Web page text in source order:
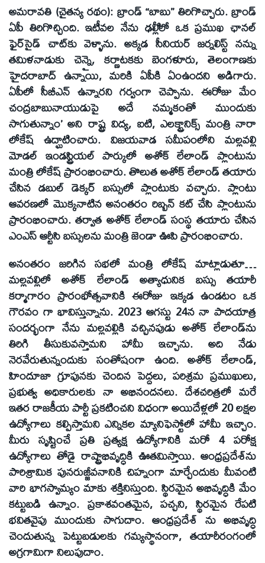
అమరావతి (చైతన్య రథం): బ్రాండ్‌ ‘‘బాబు’’ తిరిగొచ్చారు. బ్రాండ్‌
ఏపీ తిరిగొచ్చింది. ఇటీవల నేను ఢల్లీిలో ఒక ప్రముఖ ఛానల్‌
ఫైర్‌సైడ్‌ చాట్‌కు వెళ్ళాను. అక్కడ సీనియర్‌ జర్నలిస్ట్‌ నన్ను
తమిళనాడుకు చెన్నై, కర్ణాటకకు బెంగళూరు, తెలంగాణకు
హైదరాబాద్‌ ఉన్నాయి, మరికి ఏపీకి ఏంఉందని అడిగారు.
ఏపీలో సీబీఎన్‌ ఉన్నారని గర్వంగా చెప్పాను. ఈరోజు మేం
చంద్రబాబునాయుడుపై అదే నమ్మకంతో ముందుకు
సాగుతున్నాం’ అని రాష్ట్ర విద్య, ఐటి, ఎలక్ట్రానిక్స్‌ మంత్రి నారా
లోకేష్‌ ఉద్ఘాటించారు. విజయవాడ సమీపంలోని మల్లవల్లి
మోడల్‌ ఇండస్ట్రియల్‌ పార్కులో అశోక్‌ లేలాండ్‌ ప్లాంటును
మంత్రి లోకేష్‌ ప్రారంభించారు. తొలుత అశోక్‌ లేలాండ్‌ తయారు
చేసిన డబుల్‌ డెక్కర్‌ బస్సులో ప్లాంటుకు వచ్చారు. ప్లాంటు
ఆవరణలో మొక్కనాటిన అనంతరం రిబ్బన్‌ కట్‌ చేసి ప్లాంటును
ప్రారంభించారు. తర్వాత అశోక్‌ లేలాండ్‌ సంస్థ తయారు చేసిన
ఎంఎస్‌ ఆర్టీసి బస్సులను మంత్రి జెండా ఊపి ప్రారంభించారు.
అనంతరం జరిగిన సభలో మంత్రి లోకేష్‌ మాట్లాడుతూ…
మల్లవల్లిలో అశోక్‌ లేలాండ్‌ అత్యాధునిక బస్సు తయారీ
కర్మాగారం ప్రారంభోత్సవానికి ఈరోజు ఇక్కడ ఉండటం ఒక
గౌరవం గా భావిస్తున్నాను. 2023 ఆగస్టు 24న నా పాదయాత్ర
సందర్భంగా నేను మల్లవల్లికి వచ్చినపుడు అశోక్‌ లేలాండ్‌ను
తిరిగి తీసుకువస్తామని హామీ ఇచ్చాను. అది నేడు
నెరవేరుతున్నందుకు సంతోషంగా ఉంది. అశోక్‌ లేలాండ్‌,
హిందూజా గ్రూపునకు చెందిన పెద్దలు, పరిశ్రమ ప్రముఖులు,
ప్రభుత్వ అధికారులకు నా అభినందనలు. దేశచరిత్రలో మరే
ఇతర రాజకీయ పార్టీ ప్రకటించని విధంగా అయిదేళ్లలో 20 లక్షల
ఉద్యోగాలు కల్పిస్తామని ఎన్నికల మ్యానిఫెస్టోలో హామీ ఇచ్చాం.
మీరు సృష్టించే ప్రతి ప్రత్యక్ష ఉద్యోగానికి మరో 4 పరోక్ష
ఉద్యోగాలు తోడై రాష్ట్రాభివృద్ధికి ఊతమిస్తాయి. ఆంధ్రప్రదేశ్‌ను
పారిశ్రామిక పునరుజ్జీవనానికి చిహ్నంగా మార్చేందుకు మీవంటి
వారి భాగస్వామ్యం మాకు శక్తినిస్తుంది. స్థిరమైన అభివృద్ధికి మేం
కట్టుబడి ఉన్నాం. ప్రకాశవంతమైన, పచ్చని, స్థిరమైన రేపటి
భవితవైపు ముందుకు సాగుదాం. ఆంధ్రప్రదేశ్‌ ను అభివృద్ధి
చెందుతున్న పెట్టుబడులకు గమ్యస్థానంగా, తయారీరంగంలో
అగ్రగామిగా నిలుపుదాం.